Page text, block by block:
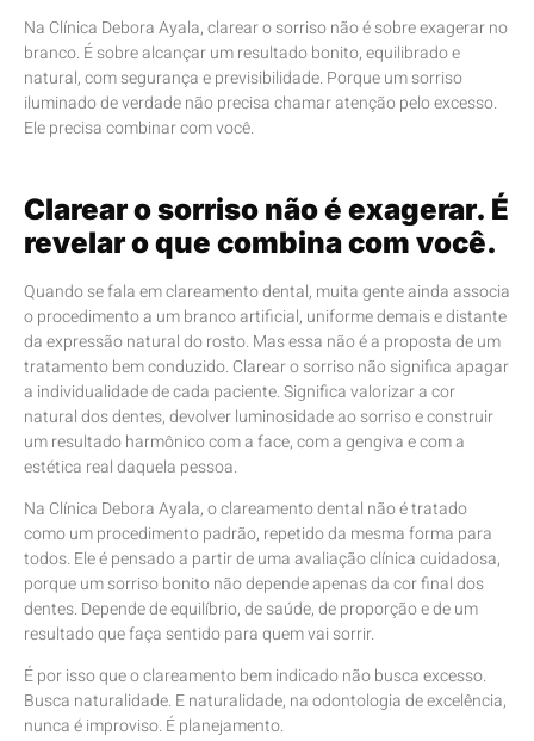
Na Clínica Debora Ayala, clarear o sorriso não é sobre exagerar no
branco. É sobre alcançar um resultado bonito, equilibrado e
natural, com segurança e previsibilidade. Porque um sorriso
iluminado de verdade não precisa chamar atenção pelo excesso.
Ele precisa combinar com você.
Clarear o sorriso não é exagerar. É
revelar o que combina com você.
Quando se fala em clareamento dental, muita gente ainda associa
o procedimento a um branco artificial, uniforme demais e distante
da expressão natural do rosto. Mas essa não é a proposta de um
tratamento bem conduzido. Clarear o sorriso não significa apagar
a individualidade de cada paciente. Significa valorizar a cor
natural dos dentes, devolver luminosidade ao sorriso e construir
um resultado harmônico com a face, com a gengiva e com a
estética real daquela pessoa.
Na Clínica Debora Ayala, o clareamento dental não é tratado
como um procedimento padrão, repetido da mesma forma para
todos. Ele é pensado a partir de uma avaliação clínica cuidadosa,
porque um sorriso bonito não depende apenas da cor final dos
dentes. Depende de equilíbrio, de saúde, de proporção e de um
resultado que faça sentido para quem vai sorrir.
É por isso que o clareamento bem indicado não busca excesso.
Busca naturalidade. E naturalidade, na odontologia de excelência,
nunca é improviso. É planejamento.